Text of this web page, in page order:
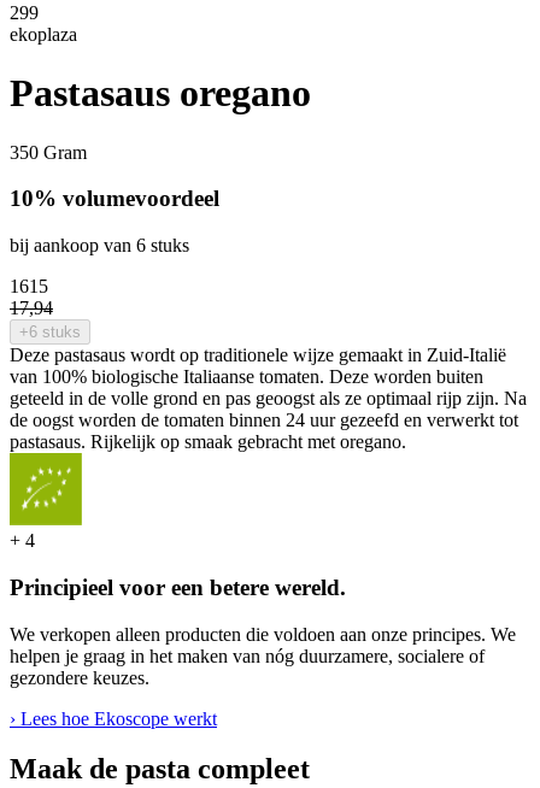
299
ekoplaza
Pastasaus oregano
350 Gram
10% volumevoordeel
bij aankoop van 6 stuks
1615
17,94
+6 stuks
Deze pastasaus wordt op traditionele wijze gemaakt in Zuid-Italië
van 100% biologische Italiaanse tomaten. Deze worden buiten
geteeld in de volle grond en pas geoogst als ze optimaal rijp zijn. Na
de oogst worden de tomaten binnen 24 uur gezeefd en verwerkt tot
pastasaus. Rijkelijk op smaak gebracht met oregano.
+ 4
Principieel voor een betere wereld.
We verkopen alleen producten die voldoen aan onze principes. We
helpen je graag in het maken van nóg duurzamere, socialere of
gezondere keuzes.
› Lees hoe Ekoscope werkt
Maak de pasta compleet